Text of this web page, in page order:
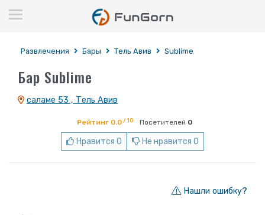
Развлечения Бары Тель Авив Sublime
Бар Sublime
саламе 53 , Тель Авив
Рейтинг 0.0/ 10 Посетителей 0
Нравится 0 Не нравится 0
Нашли ошибку?